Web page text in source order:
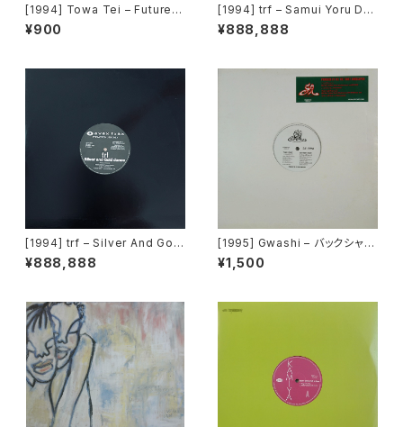
[1994] Towa Tei – Future R
ecall ! [For Life Records]
¥900
[1994] trf – Samui Yoru Dak
ara [Avex Trax][PROMO]
¥888,888
[1994] trf – Silver And Gold
Dance [Avex Trax][PROM
O]
¥888,888
[1995] Gwashi – バックシャン
[Heavy Shit]
¥1,500